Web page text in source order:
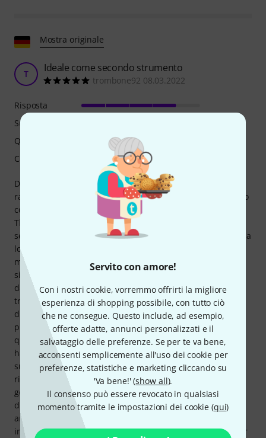
Servito con amore!
Con i nostri cookie, vorremmo offrirti la migliore
esperienza di shopping possibile, con tutto ciò
che ne consegue. Questo include, ad esempio,
offerte adatte, annunci personalizzati e il
salvataggio delle preferenze. Se per te va bene,
acconsenti semplicemente all'uso dei cookie per
preferenze, statistiche e marketing cliccando su
'Va bene!' (show all).
Il consenso può essere revocato in qualsiasi
momento tramite le impostazioni dei cookie (qui)
Mostra originale
T Ideale come secondo strumento
trombone92 08.03.2022
Dato che suono principalmente il trombone tenore,
raramente ho bisogno del trombone basso. Comprarne uno
costoso solo per quello scopo non vale la pena per me. I
Thomann proBONE sono davvero eccellenti: li ricomprerei
senza pensarci due volte, e sono comunque imbattibili nella
loro fascia di prezzo. Bisognerebbe spendere diverse
migliaia di euro in più per notare un miglioramento
significativo della qualità. Naturalmente, tutto dipende
dalle preferenze personali. Il proBONE è un "vero"
trombone basso classico. Quindi, richiede una buona dose
di aria e una tecnica adeguata. Alcuni musicisti che
provengono dal trombone tenore potrebbero preferire
qualcosa di più intermedio (funziona come un tenore, ma
ha un registro basso più facile), ma se si desidera questo
suono, bisogna conviverci. ;) Il suono del ProBONE è caldo,
ricco e pieno, e si adatta perfettamente a quasi tutti i
generi. Non è adatto ai jazzisti o a chi preferisce un suono
di trombone basso più brillante. La custodia è eccellente,
anche il bocchino (Bach) è perfetto (se vi piace) e sono
inclusi molti altri accessori. Procuratevi un poggiamano per
Risposta
Suono
Qualità
Caratteristiche